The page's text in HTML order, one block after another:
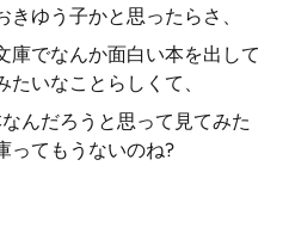
ゆう子かと思ったらさ、
庫でなんか面白い本を出して
いなことらしくて、
んだろうと思って見てみた
ってもうないのね?